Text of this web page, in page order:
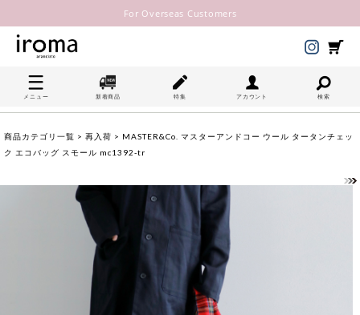
For Overseas Customers
メニュー 新着商品 特集 アカウント 検索
商品カテゴリ一覧 > 再入荷 > MASTER&Co. マスターアンドコー ウール タータンチェッ
ク エコバッグ スモール mc1392-tr